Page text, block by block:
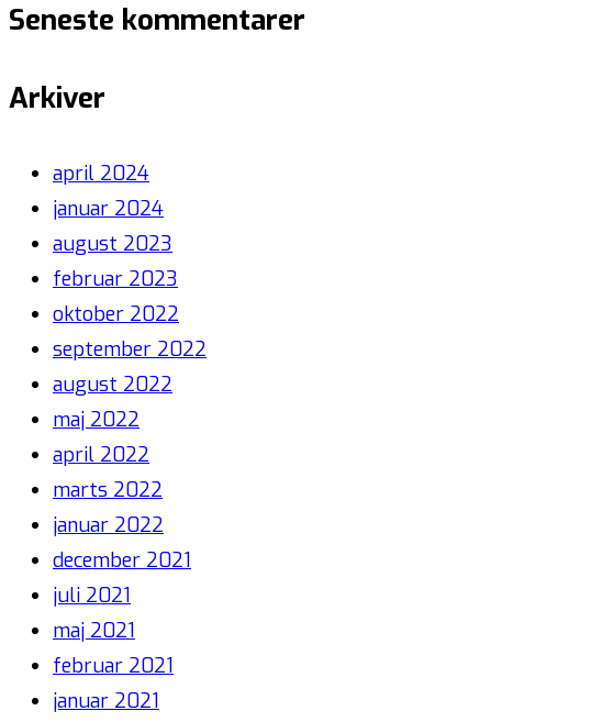
Seneste kommentarer
Arkiver
april 2024
januar 2024
august 2023
februar 2023
oktober 2022
september 2022
august 2022
maj 2022
april 2022
marts 2022
januar 2022
december 2021
juli 2021
maj 2021
februar 2021
januar 2021